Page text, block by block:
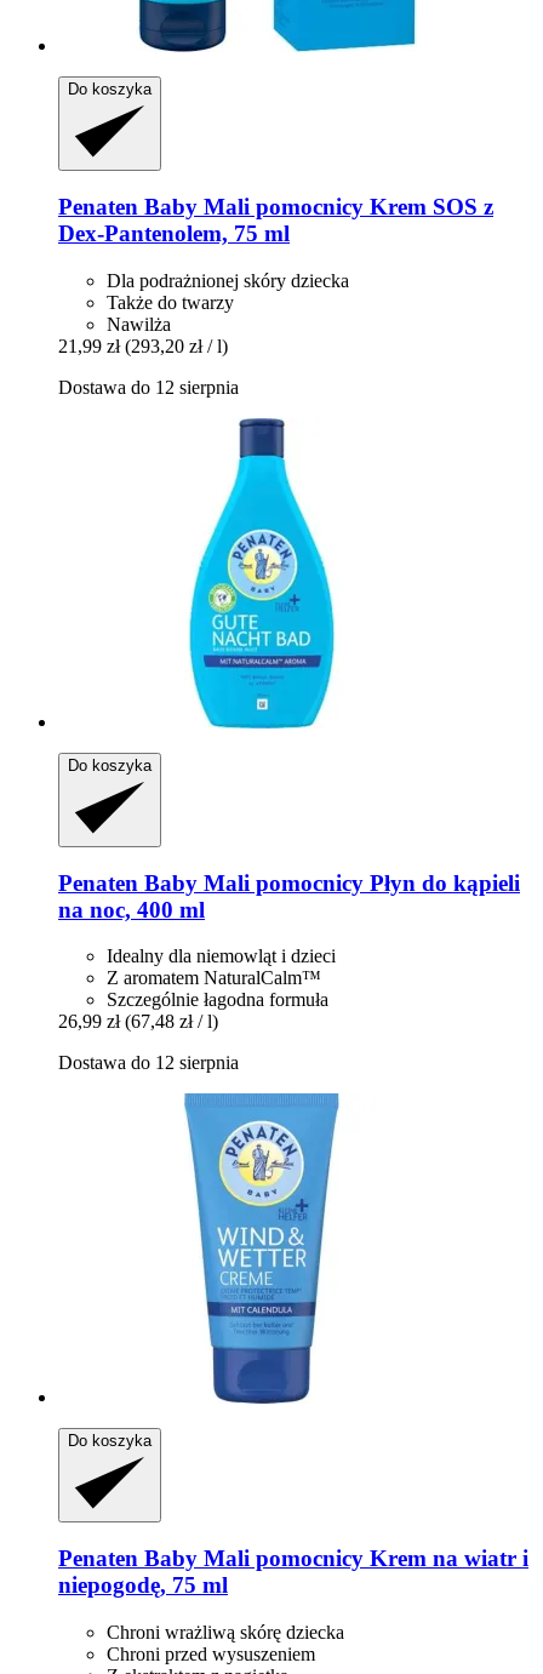
Do koszyka
Penaten Baby Mali pomocnicy Krem SOS z
Dex-​Pantenolem, 75 ml
Dla podrażnionej skóry dziecka
Także do twarzy
Nawilża
21,99 zł (293,20 zł / l)
Dostawa do 12 sierpnia
Do koszyka
Penaten Baby Mali pomocnicy Płyn do kąpieli
na noc, 400 ml
Idealny dla niemowląt i dzieci
Z aromatem NaturalCalm™
Szczególnie łagodna formuła
26,99 zł (67,48 zł / l)
Dostawa do 12 sierpnia
Do koszyka
Penaten Baby Mali pomocnicy Krem na wiatr i
niepogodę, 75 ml
Chroni wrażliwą skórę dziecka
Chroni przed wysuszeniem